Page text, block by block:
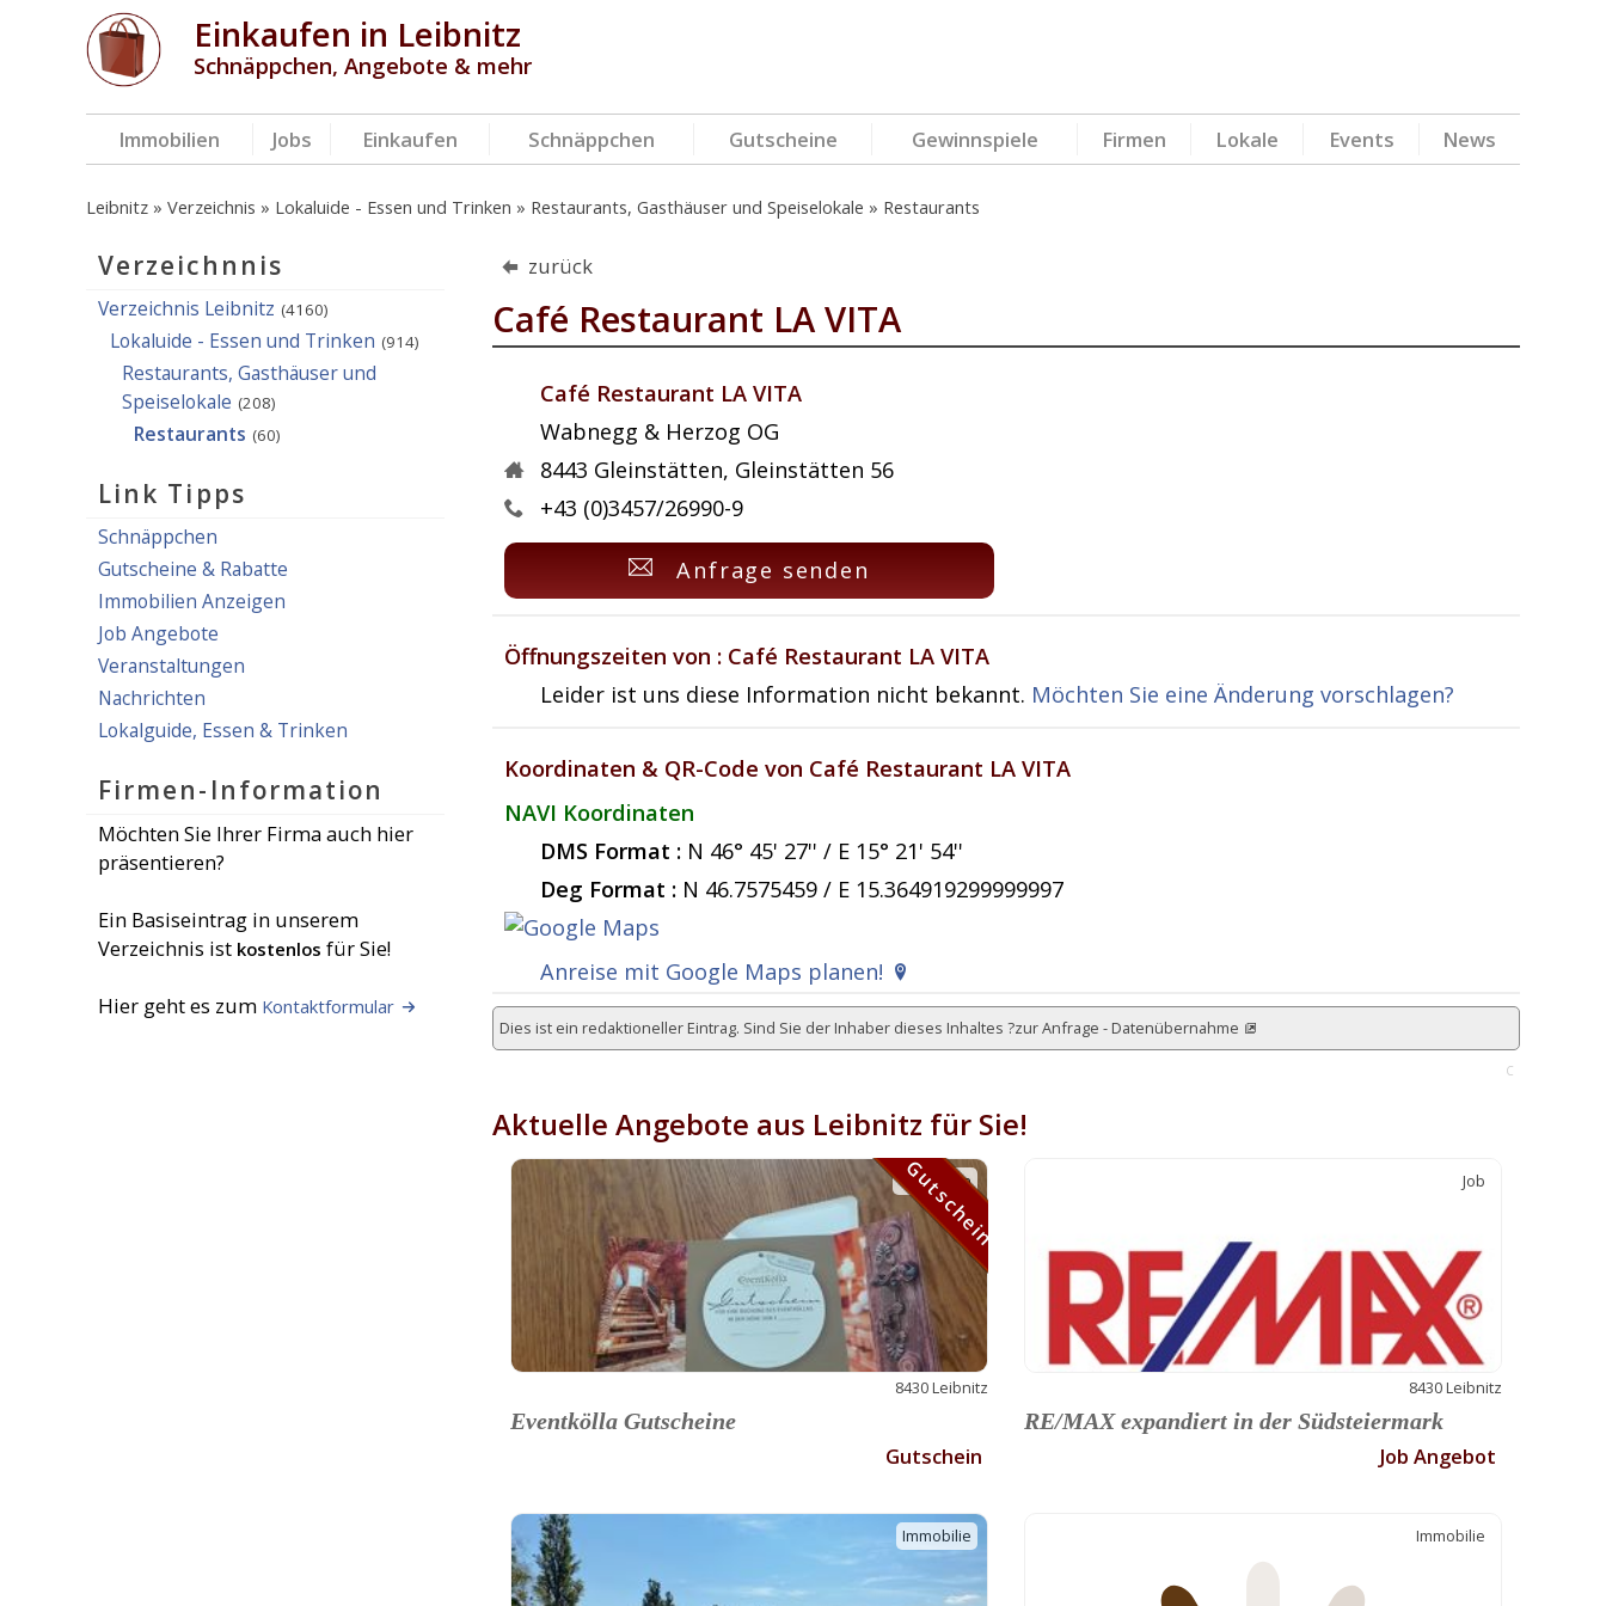
Einkaufen in Leibnitz
Schnäppchen, Angebote & mehr
Immobilien Jobs Einkaufen Schnäppchen Gutscheine Gewinnspiele Firmen Lokale Events News
Leibnitz Verzeichnis Lokaluide - Essen und Trinken Restaurants, Gasthäuser und Speiselokale Restaurants
zurück
Café Restaurant LA VITA
Café Restaurant LA VITA
Wabnegg & Herzog OG
8443 Gleinstätten, Gleinstätten 56
+43 (0)3457/26990-9
Anfrage senden
Öffnungszeiten von : Café Restaurant LA VITA
Leider ist uns diese Information nicht bekannt. Möchten Sie eine Änderung vorschlagen?
Koordinaten & QR-Code von Café Restaurant LA VITA
NAVI Koordinaten
DMS Format : N 46° 45' 27'' / E 15° 21' 54''
Deg Format : N 46.7575459 / E 15.364919299999997
Anreise mit Google Maps planen!
Dies ist ein redaktioneller Eintrag. Sind Sie der Inhaber dieses Inhaltes ?zur Anfrage - Datenübernahme
C
Aktuelle Angebote aus Leibnitz für Sie!
Gutschein
8430 Leibnitz
Eventkölla Gutscheine
Gutschein
Gutschein
Job
8430 Leibnitz
RE/MAX expandiert in der Südsteiermark
Job Angebot
Immobilie Immobilie
Verzeichnnis
Verzeichnis Leibnitz (4160)
Lokaluide - Essen und Trinken (914)
Restaurants, Gasthäuser und
Speiselokale (208)
Restaurants (60)
Link Tipps
Schnäppchen
Gutscheine & Rabatte
Immobilien Anzeigen
Job Angebote
Veranstaltungen
Nachrichten
Lokalguide, Essen & Trinken
Firmen-Information
Möchten Sie Ihrer Firma auch hier
präsentieren?
Ein Basiseintrag in unserem
Verzeichnis ist kostenlos für Sie!
Hier geht es zum Kontaktformular